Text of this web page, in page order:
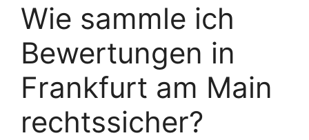
Wie sammle ich
Bewertungen in
Frankfurt am Main
rechtssicher?